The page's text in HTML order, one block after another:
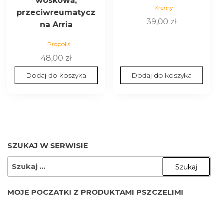
przeciwreumatycz
na Arria
Propolis
48,00 zł
Dodaj do koszyka
Kremy
39,00 zł
Dodaj do koszyka
SZUKAJ W SERWISIE
SZUKAJ:
MOJE POCZATKI Z PRODUKTAMI PSZCZELIMI